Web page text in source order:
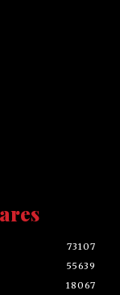
73107
55639
18067